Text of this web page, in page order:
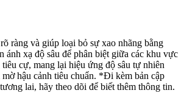
ràng và giúp loại bỏ sự xao nhãng bằng
ánh xạ độ sâu để phân biệt giữa các khu vực
cự, mang lại hiệu ứng độ sâu tự nhiên
hậu cảnh tiêu chuẩn. *Đi kèm bản cập
lai, hãy theo dõi để biết thêm thông tin.